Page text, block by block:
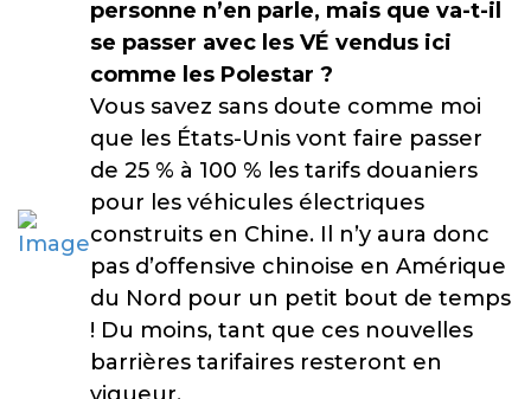
personne n’en parle, mais que va-t-il
se passer avec les VÉ vendus ici
comme les Polestar ?
Vous savez sans doute comme moi
que les États-Unis vont faire passer
de 25 % à 100 % les tarifs douaniers
pour les véhicules électriques
construits en Chine. Il n’y aura donc
pas d’offensive chinoise en Amérique
du Nord pour un petit bout de temps
! Du moins, tant que ces nouvelles
barrières tarifaires resteront en